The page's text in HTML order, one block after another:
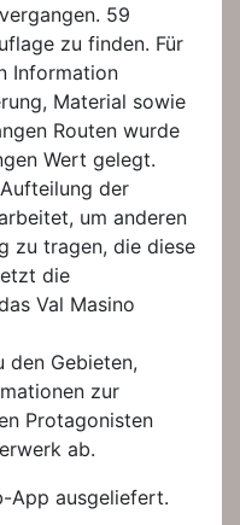
59
zu finden. Für
Information
Material sowie
Routen wurde
Wert gelegt.
der
um anderen
zu tragen, die diese
die
Val Masino
den Gebieten,
zur
Protagonisten
ab.
App ausgeliefert.